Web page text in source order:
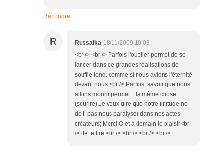
Répondre
R Russalka 18/11/2009 10:03
<br /> <br /> Parfois l'oublier permet de se
lancer dans de grandes réalisations de
souffle long, comme si nous avions l'éternité
devant nous.<br /> Parfois, savoir que nous
allons mourir permet... la même chose
(sourire).Je veux dire que notre finitude ne
doit pas nous paralyser dans nos actes
créateurs; Merci O et à demain le plaisir<br
/> de te lire.<br /> <br /> <br /> <br />